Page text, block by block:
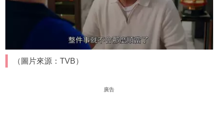
（圖片來源：TVB）
廣告